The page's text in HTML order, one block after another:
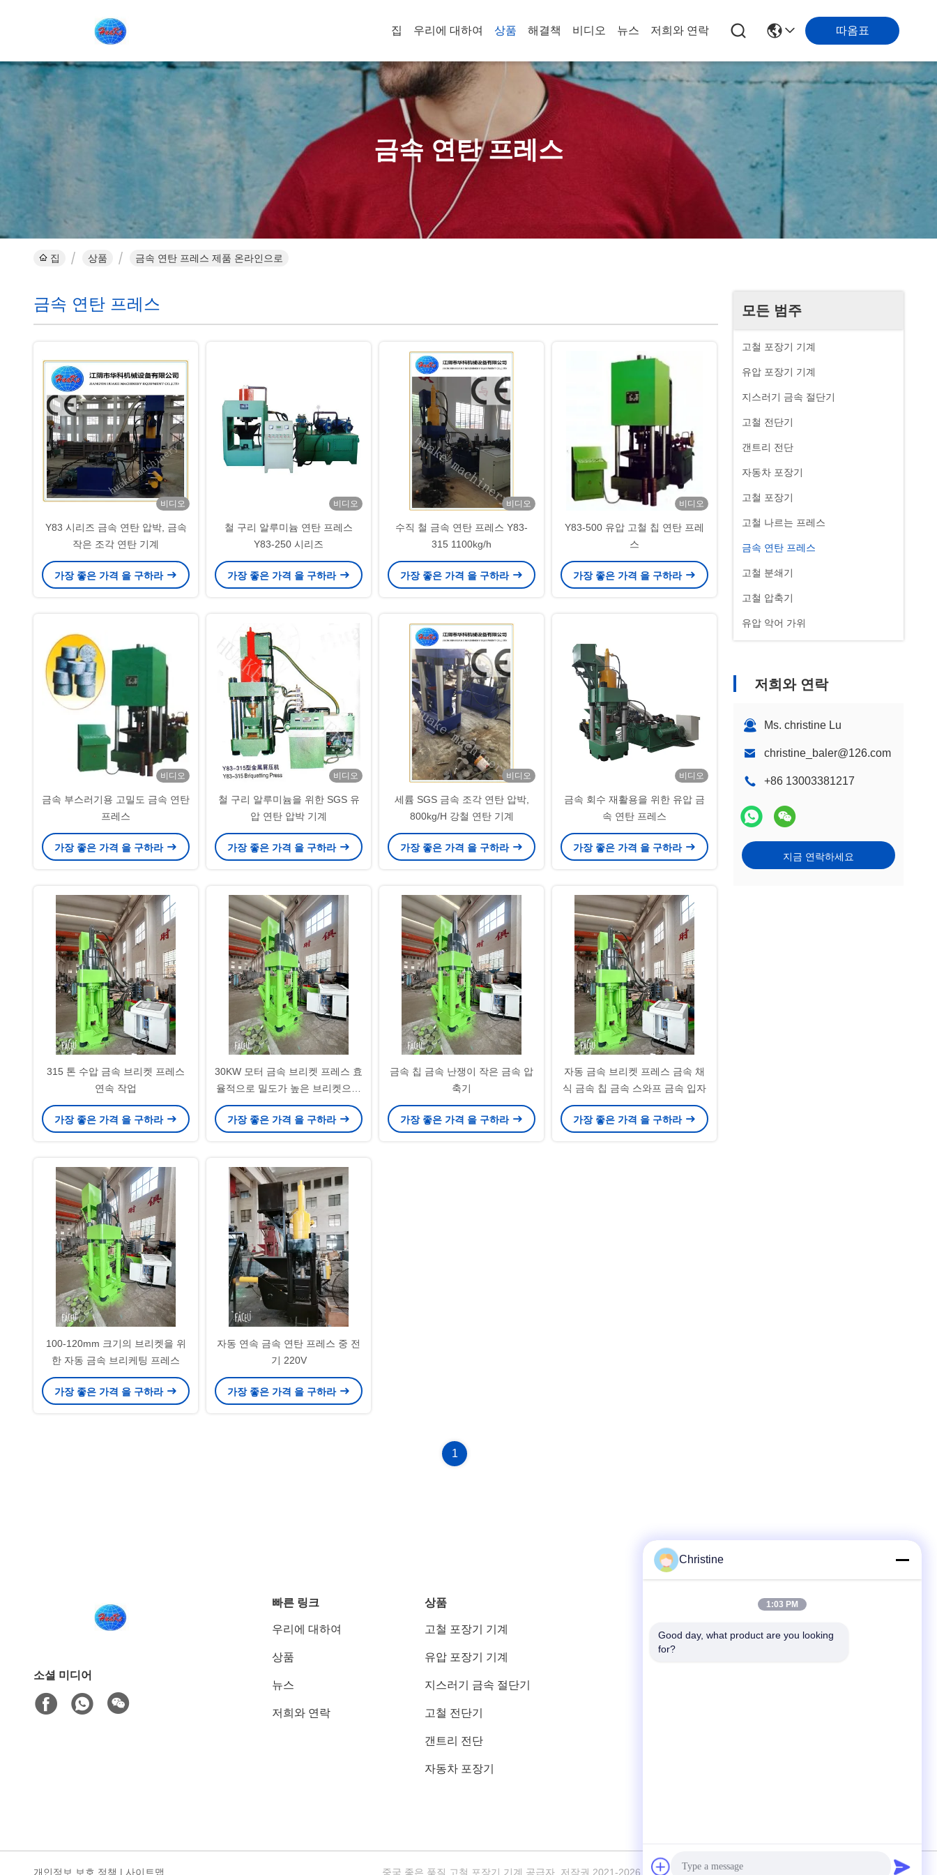
집 우리에 대하여 상품 해결책 비디오 뉴스 저희와 연락 따옴표
금속 연탄 프레스
집 상품 금속 연탄 프레스 제품 온라인으로
모든 범주
고철 포장기 기계
유압 포장기 기계
지스러기 금속 절단기
고철 전단기
갠트리 전단
자동차 포장기
고철 포장기
고철 나르는 프레스
금속 연탄 프레스
고철 분쇄기
고철 압축기
유압 악어 가위
저희와 연락
Ms. christine Lu
christine_baler@126.com
+86 13003381217
지금 연락하세요
금속 연탄 프레스
비디오
Y83 시리즈 금속 연탄 압박, 금속
작은 조각 연탄 기계
가장 좋은 가격 을 구하라
비디오
철 구리 알루미늄 연탄 프레스
Y83-250 시리즈
가장 좋은 가격 을 구하라
비디오
수직 철 금속 연탄 프레스 Y83-
315 1100kg/h
가장 좋은 가격 을 구하라
비디오
Y83-500 유압 고철 칩 연탄 프레
스
가장 좋은 가격 을 구하라
비디오
금속 부스러기용 고밀도 금속 연탄
프레스
가장 좋은 가격 을 구하라
비디오
철 구리 알루미늄을 위한 SGS 유
압 연탄 압박 기계
가장 좋은 가격 을 구하라
비디오
세륨 SGS 금속 조각 연탄 압박,
800kg/H 강철 연탄 기계
가장 좋은 가격 을 구하라
비디오
금속 회수 재활용을 위한 유압 금
속 연탄 프레스
가장 좋은 가격 을 구하라
315 톤 수압 금속 브리켓 프레스
연속 작업
가장 좋은 가격 을 구하라
30KW 모터 금속 브리켓 프레스 효
율적으로 밀도가 높은 브리켓으로
금속 칩을 브리켓
가장 좋은 가격 을 구하라
금속 칩 금속 난쟁이 작은 금속 압
축기
가장 좋은 가격 을 구하라
자동 금속 브리켓 프레스 금속 채
식 금속 칩 금속 스와프 금속 입자
가장 좋은 가격 을 구하라
100-120mm 크기의 브리켓을 위
한 자동 금속 브리케팅 프레스
가장 좋은 가격 을 구하라
자동 연속 금속 연탄 프레스 중 전
기 220V
가장 좋은 가격 을 구하라
1
소셜 미디어
빠른 링크
우리에 대하여
상품
뉴스
저희와 연락
상품
고철 포장기 기계
유압 포장기 기계
지스러기 금속 절단기
고철 전단기
갠트리 전단
자동차 포장기
전화
개인정보 보호 정책 | 사이트맵 중국 좋은 품질 고철 포장기 기계 공급자. 저작권 2021-2026 Jiangyin Huake Machinery Co.,Ltd 모든 권리는 보호됩니다.
Christine
1:03 PM
Good day, what product are you looking
for?